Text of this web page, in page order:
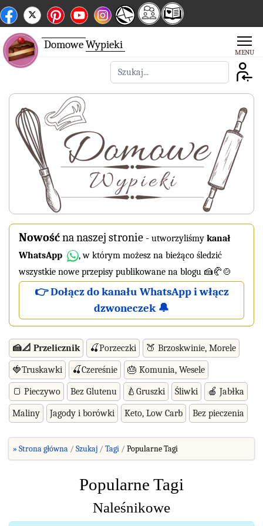
DomoweWypieki
Szukaj
Nowośćna naszej stronie - utworzyliśmy kanał
WhatsApp
, w którym możesz na bieżąco śledzić
wszystkie nowe przepisy publikowane na blogu 🍰🥐🍲
👉 Dołącz do kanału WhatsApp i włącz
dzwoneczek 🔔
🍰📐 Przelicznik 🍒Porzeczki 🍑 Brzoskwinie, Morele
🍓Truskawki 🍒Czereśnie 🎂 Komunia, Wesele
🍞 Pieczywo Bez Glutenu 🍐Gruszki Śliwki 🍎 Jabłka
Maliny Jagody i borówki Keto, Low Carb Bez pieczenia
» Strona główna Szukaj Tagi Popularne Tagi
Popularne Tagi
Naleśnikowe